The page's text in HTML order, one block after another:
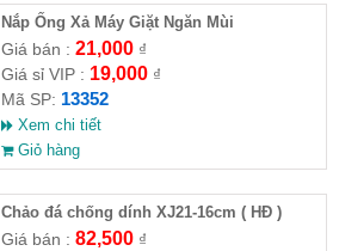
Nắp Ống Xả Máy Giặt Ngăn Mùi
Giá bán : 21,000₫
Giá sỉ VIP : 19,000₫
Mã SP: 13352
Xem chi tiết
Giỏ hàng
Chảo đá chống dính XJ21-16cm ( HĐ )
Giá bán : 82,500₫